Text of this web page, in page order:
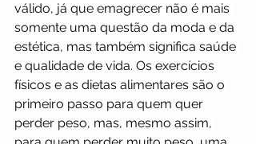
válido, já que emagrecer não é mais
somente uma questão da moda e da
estética, mas também significa saúde
e qualidade de vida. Os exercícios
físicos e as dietas alimentares são o
primeiro passo para quem quer
perder peso, mas, mesmo assim,